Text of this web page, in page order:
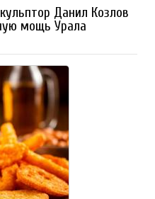
Данил Козлов
мощь Урала